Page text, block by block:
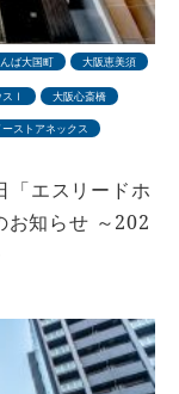
ば大国町 大阪恵美須
スⅠ 大阪心斎橋
ストアネックス
「エスリードホ
お知らせ ～202